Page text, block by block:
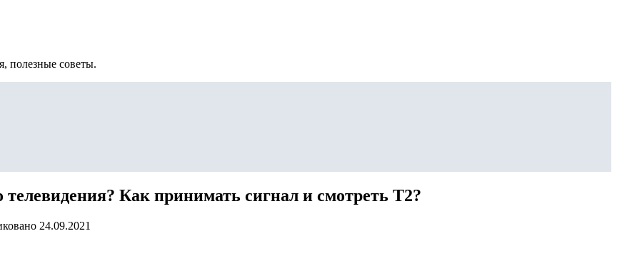
полезные советы.
Как принимать сигнал и смотреть T2?
24.09.2021